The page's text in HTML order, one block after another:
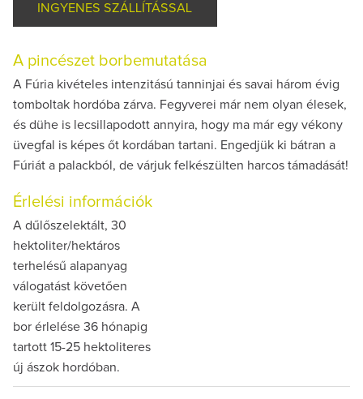
INGYENES SZÁLLÍTÁSSAL
A pincészet borbemutatása
A Fúria kivételes intenzitású tanninjai és savai három évig
tomboltak hordóba zárva. Fegyverei már nem olyan élesek,
és dühe is lecsillapodott annyira, hogy ma már egy vékony
üvegfal is képes őt kordában tartani. Engedjük ki bátran a
Fúriát a palackból, de várjuk felkészülten harcos támadását!
Érlelési információk
A dűlőszelektált, 30
hektoliter/hektáros
terhelésű alapanyag
válogatást követően
került feldolgozásra. A
bor érlelése 36 hónapig
tartott 15-25 hektoliteres
új ászok hordóban.